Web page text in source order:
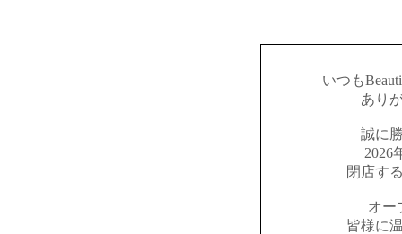
いつも
あり
誠に
2026
閉店す
オー
皆様に